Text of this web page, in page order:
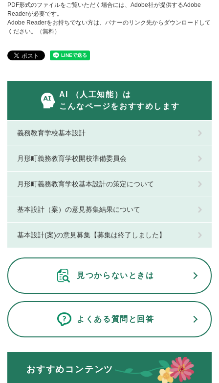
PDF形式のファイルをご覧いただく場合には、Adobe社が提供するAdobe
Readerが必要です。
Adobe Readerをお持ちでない方は、バナーのリンク先からダウンロードして
ください。（無料）
AI （人工知能）は
こんなページをおすすめします
義務教育学校基本設計
月形町義務教育学校開校準備委員会
月形町義務教育学校基本設計の策定について
基本設計（案）の意見募集結果について
基本設計(案)の意見募集【募集は終了しました】
見つからないときは
よくある質問と回答
おすすめコンテンツ